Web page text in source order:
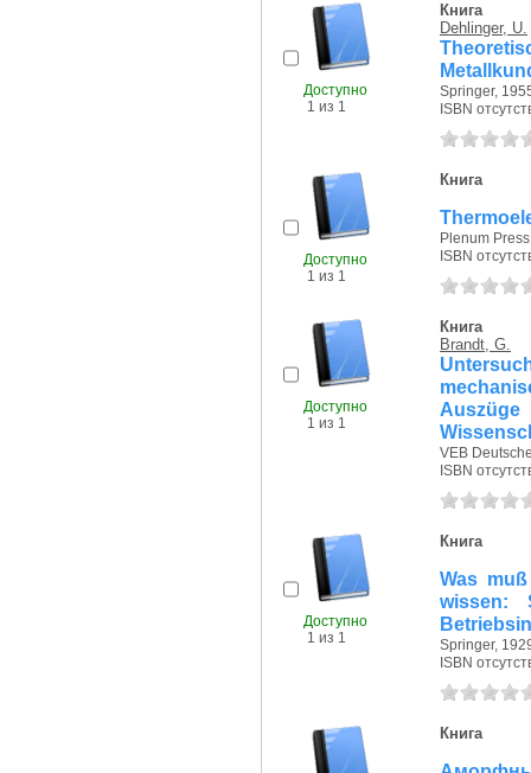
Доступно
1 из 1
Книга
Dehlinger, U.
Springer,
ISBN
Доступно
1 из 1
Книга
Plenum
ISBN
Доступно
1 из 1
Книга
Brandt, G.
VEB
ISBN
Доступно
1 из 1
Книга
Was
wissen:
Springer,
ISBN
Книга